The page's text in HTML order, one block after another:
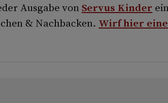
Ausgabe von Servus Kinder
& Nachbacken. Wirf hier